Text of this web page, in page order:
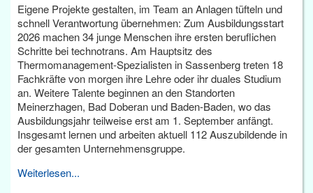
Eigene Projekte gestalten, im Team an Anlagen tüfteln und
schnell Verantwortung übernehmen: Zum Ausbildungsstart
2026 machen 34 junge Menschen ihre ersten beruflichen
Schritte bei technotrans. Am Hauptsitz des
Thermomanagement-Spezialisten in Sassenberg treten 18
Fachkräfte von morgen ihre Lehre oder ihr duales Studium
an. Weitere Talente beginnen an den Standorten
Meinerzhagen, Bad Doberan und Baden-Baden, wo das
Ausbildungsjahr teilweise erst am 1. September anfängt.
Insgesamt lernen und arbeiten aktuell 112 Auszubildende in
der gesamten Unternehmensgruppe.
Weiterlesen...